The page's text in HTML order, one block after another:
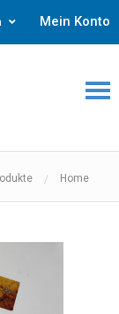
Mein Konto
Home